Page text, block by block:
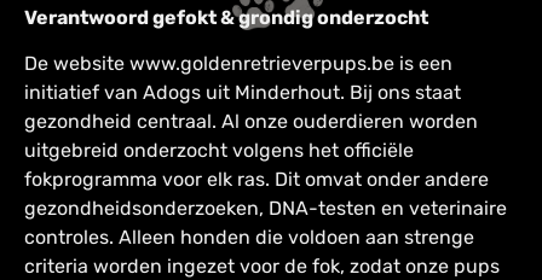
Verantwoord gefokt & grondig onderzocht
De website www.goldenretrieverpups.be is een
initiatief van Adogs uit Minderhout. Bij ons staat
gezondheid centraal. Al onze ouderdieren worden
uitgebreid onderzocht volgens het officiële
fokprogramma voor elk ras. Dit omvat onder andere
gezondheidsonderzoeken, DNA-testen en veterinaire
controles. Alleen honden die voldoen aan strenge
criteria worden ingezet voor de fok, zodat onze pups